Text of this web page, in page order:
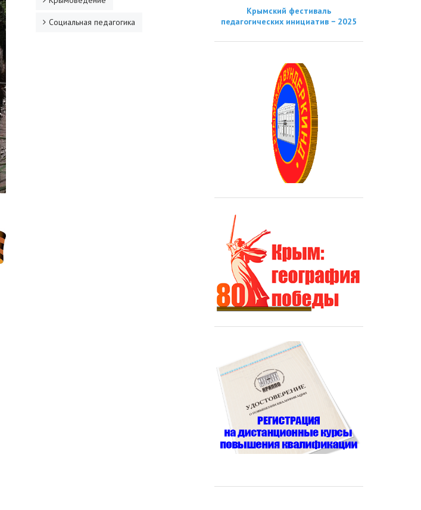
Социальная педагогика
Крымский фестиваль
педагогических инициатив − 2025